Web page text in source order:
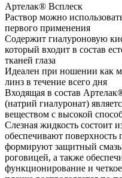
Артелак® Всплеск
Раствор можно
первого применения
Содержит гиалуроновую
который входит в состав
тканей глаза
Идеален при ношении как
линз в течение всего дня
Входящая в состав
(натрий гиалуронат)
веществом с высокой
Слезная жидкость состоит
обеспечивают поверхность
формируют защитный
роговицей, а также
функционирование и четкое